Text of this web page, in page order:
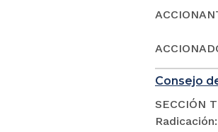
Consejo
SECCIÓN